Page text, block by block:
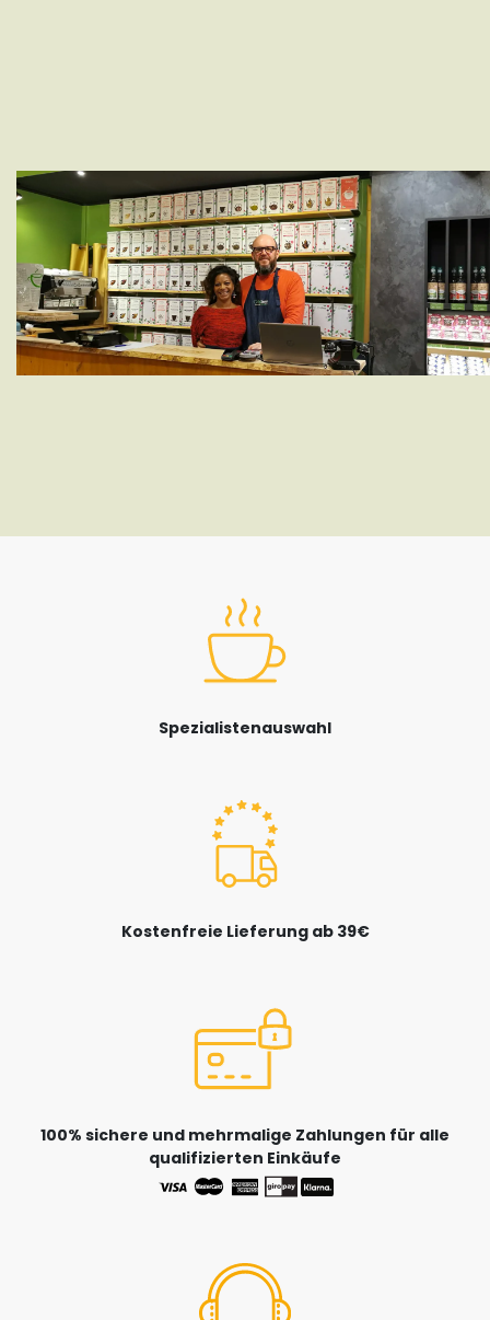
Spezialistenauswahl
Kostenfreie Lieferung ab 39€
100% sichere und mehrmalige Zahlungen für alle
qualifizierten Einkäufe